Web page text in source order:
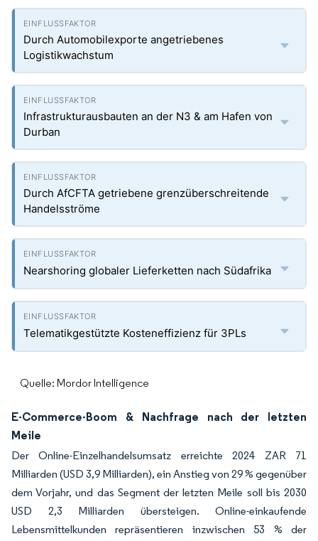
Durch Automobilexporte angetriebenes
Logistikwachstum
Infrastrukturausbauten an der N3 & am Hafen von
Durban
Durch AfCFTA getriebene grenzüberschreitende
Handelsströme
Nearshoring globaler Lieferketten nach Südafrika
Telematikgestützte Kosteneffizienz für 3PLs
Quelle: Mordor Intelligence
E-Commerce-Boom & Nachfrage nach der letzten
Meile
Der Online-Einzelhandelsumsatz erreichte 2024 ZAR 71
Milliarden (USD 3,9 Milliarden), ein Anstieg von 29 % gegenüber
dem Vorjahr, und das Segment der letzten Meile soll bis 2030
USD 2,3 Milliarden übersteigen. Online-einkaufende
Lebensmittelkunden repräsentieren inzwischen 53 % der